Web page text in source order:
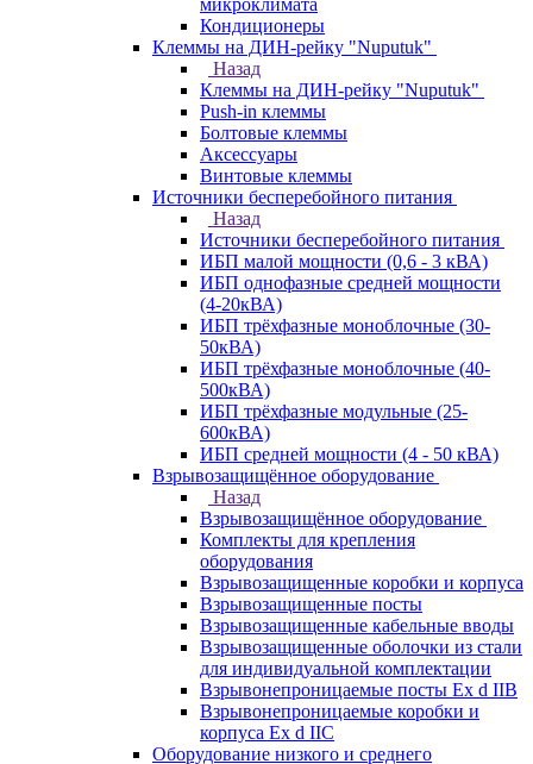
микроклимата
Кондиционеры
Клеммы на ДИН-рейку "Nuputuk"
Назад
Клеммы на ДИН-рейку "Nuputuk"
Push-in клеммы
Болтовые клеммы
Аксессуары
Винтовые клеммы
Источники бесперебойного питания
Назад
Источники бесперебойного питания
ИБП малой мощности (0,6 - 3 кВА)
ИБП однофазные средней мощности
(4-20кВА)
ИБП трёхфазные моноблочные (30-
50кВА)
ИБП трёхфазные моноблочные (40-
500кВА)
ИБП трёхфазные модульные (25-
600кВА)
ИБП средней мощности (4 - 50 кВА)
Взрывозащищённое оборудование
Назад
Взрывозащищённое оборудование
Комплекты для крепления
оборудования
Взрывозащищенные коробки и корпуса
Взрывозащищенные посты
Взрывозащищенные кабельные вводы
Взрывозащищенные оболочки из стали
для индивидуальной комплектации
Взрывонепроницаемые посты Ex d IIB
Взрывонепроницаемые коробки и
корпуса Ex d IIС
Оборудование низкого и среднего